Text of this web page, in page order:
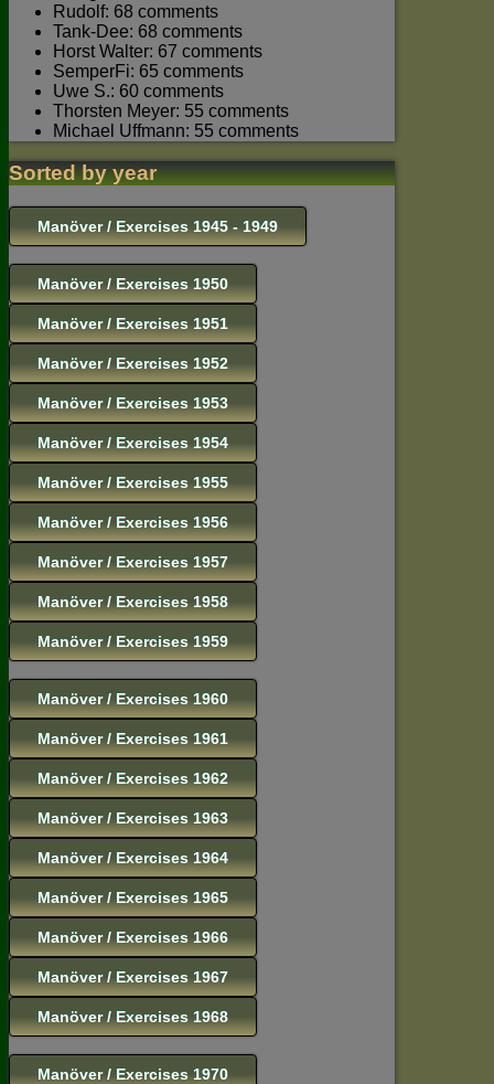
Rudolf: 68 comments
Tank-Dee: 68 comments
Horst Walter: 67 comments
SemperFi: 65 comments
Uwe S.: 60 comments
Thorsten Meyer: 55 comments
Michael Uffmann: 55 comments
Sorted by year
Manöver / Exercises 1945 - 1949
Manöver / Exercises 1950
Manöver / Exercises 1951
Manöver / Exercises 1952
Manöver / Exercises 1953
Manöver / Exercises 1954
Manöver / Exercises 1955
Manöver / Exercises 1956
Manöver / Exercises 1957
Manöver / Exercises 1958
Manöver / Exercises 1959
Manöver / Exercises 1960
Manöver / Exercises 1961
Manöver / Exercises 1962
Manöver / Exercises 1963
Manöver / Exercises 1964
Manöver / Exercises 1965
Manöver / Exercises 1966
Manöver / Exercises 1967
Manöver / Exercises 1968
Manöver / Exercises 1970